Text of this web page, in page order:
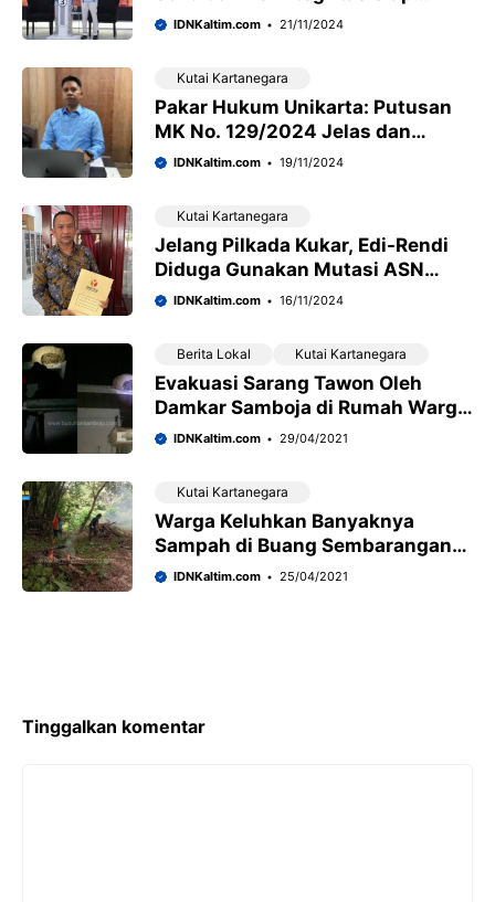
Tangani Tambang Ilegal di Kukar
IDNKaltim.com 21/11/2024
Kutai Kartanegara
Pakar Hukum Unikarta: Putusan
MK No. 129/2024 Jelas dan
Mengikat, Tidak Ada Celah untuk
IDNKaltim.com 19/11/2024
Kutai Kartanegara
Jelang Pilkada Kukar, Edi-Rendi
Diduga Gunakan Mutasi ASN
demi Politik: Dilaporkan ke
IDNKaltim.com 16/11/2024
Berita Lokal Kutai Kartanegara
Evakuasi Sarang Tawon Oleh
Damkar Samboja di Rumah Warga
Kelurahan Kuala Samboja
IDNKaltim.com 29/04/2021
Kutai Kartanegara
Warga Keluhkan Banyaknya
Sampah di Buang Sembarangan
di Pinggir Jalan Dekat Dengan
IDNKaltim.com 25/04/2021
Tinggalkan komentar